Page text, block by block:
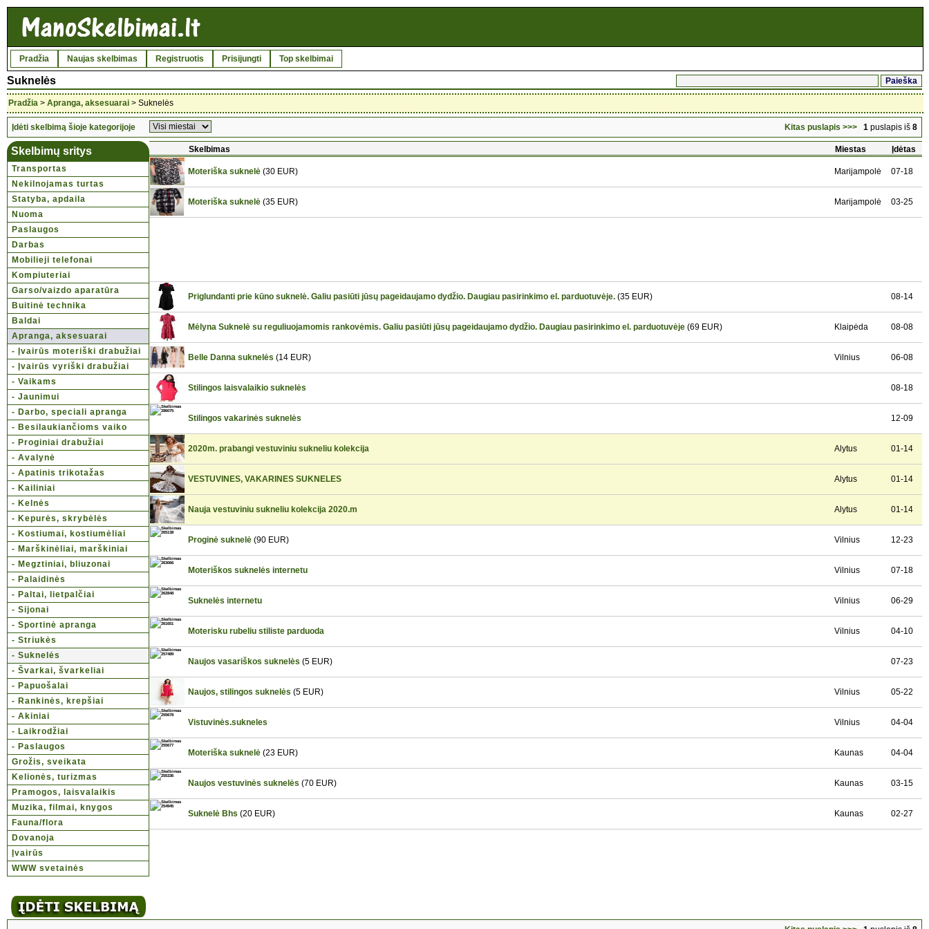
Pradžia Naujas skelbimas Registruotis Prisijungti Top skelbimai
Suknelės
Pradžia > Apranga, aksesuarai > Suknelės
Įdėti skelbimą šioje kategorijoje Kitas puslapis >>> 1 puslapis iš 8
Skelbimų sritys
Transportas
Nekilnojamas turtas
Statyba, apdaila
Nuoma
Paslaugos
Darbas
Mobilieji telefonai
Kompiuteriai
Garso/vaizdo aparatūra
Buitinė technika
Baldai
Apranga, aksesuarai
- Įvairūs moteriški drabužiai
- Įvairūs vyriški drabužiai
- Vaikams
- Jaunimui
- Darbo, speciali apranga
- Besilaukiančioms vaiko
- Proginiai drabužiai
- Avalynė
- Apatinis trikotažas
- Kailiniai
- Kelnės
- Kepurės, skrybėlės
- Kostiumai, kostiumėliai
- Marškinėliai, marškiniai
- Megztiniai, bliuzonai
- Palaidinės
- Paltai, lietpalčiai
- Sijonai
- Sportinė apranga
- Striukės
- Suknelės
- Švarkai, švarkeliai
- Papuošalai
- Rankinės, krepšiai
- Akiniai
- Laikrodžiai
- Paslaugos
Grožis, sveikata
Kelionės, turizmas
Pramogos, laisvalaikis
Muzika, filmai, knygos
Fauna/flora
Dovanoja
Įvairūs
WWW svetainės
Skelbimas Miestas Įdėtas
Moteriška suknelė (30 EUR) Marijampolė 07-18
Moteriška suknelė (35 EUR) Marijampolė 03-25
Priglundanti prie kūno suknelė. Galiu pasiūti jūsų pageidaujamo dydžio. Daugiau pasirinkimo el. parduotuvėje. (35 EUR) 08-14
Mėlyna Suknelė su reguliuojamomis rankovėmis. Galiu pasiūti jūsų pageidaujamo dydžio. Daugiau pasirinkimo el. parduotuvėje (69 EUR) Klaipėda 08-08
Belle Danna suknelės (14 EUR) Vilnius 06-08
Stilingos laisvalaikio suknelės 08-18
Stilingos vakarinės suknelės 12-09
2020m. prabangi vestuviniu sukneliu kolekcija Alytus 01-14
VESTUVINES, VAKARINES SUKNELES Alytus 01-14
Nauja vestuviniu sukneliu kolekcija 2020.m Alytus 01-14
Proginė suknelė (90 EUR) Vilnius 12-23
Moteriškos suknelės internetu Vilnius 07-18
Suknelės internetu Vilnius 06-29
Moterisku rubeliu stiliste parduoda Vilnius 04-10
Naujos vasariškos suknelės (5 EUR) 07-23
Naujos, stilingos suknelės (5 EUR) Vilnius 05-22
Vistuvinės.sukneles Vilnius 04-04
Moteriška suknelė (23 EUR) Kaunas 04-04
Naujos vestuvinės suknelės (70 EUR) Kaunas 03-15
Suknelė Bhs (20 EUR) Kaunas 02-27